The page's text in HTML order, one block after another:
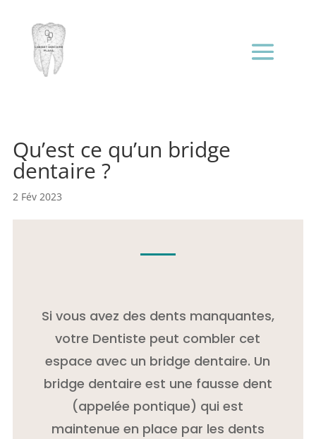
Qu’est ce qu’un bridge
dentaire ?
2 Fév 2023
Si vous avez des dents manquantes,
votre Dentiste peut combler cet
espace avec un bridge dentaire. Un
bridge dentaire est une fausse dent
(appelée pontique) qui est
maintenue en place par les dents